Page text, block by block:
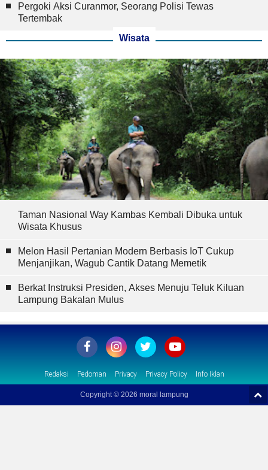
Pergoki Aksi Curanmor, Seorang Polisi Tewas
Tertembak
Wisata
Taman Nasional Way Kambas Kembali Dibuka untuk
Wisata Khusus
Melon Hasil Pertanian Modern Berbasis IoT Cukup
Menjanjikan, Wagub Cantik Datang Memetik
Berkat Instruksi Presiden, Akses Menuju Teluk Kiluan
Lampung Bakalan Mulus
Redaksi Pedoman Privacy Privacy Policy Info Iklan
Copyright © 2026 moral lampung